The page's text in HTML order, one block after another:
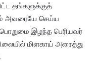
தங்களுக்குத்
அவரையே செய்ய
இழந்த பெரியவர்
மிளகாய் அரைத்து